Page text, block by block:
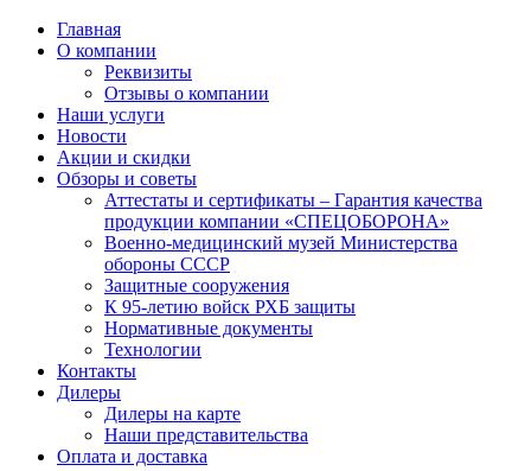
Главная
О компании
Реквизиты
Отзывы о компании
Наши услуги
Новости
Акции и скидки
Обзоры и советы
Аттестаты и сертификаты – Гарантия качества
продукции компании «СПЕЦОБОРОНА»
Военно-медицинский музей Министерства
обороны СССР
Защитные сооружения
К 95-летию войск РХБ защиты
Нормативные документы
Технологии
Контакты
Дилеры
Дилеры на карте
Наши представительства
Оплата и доставка